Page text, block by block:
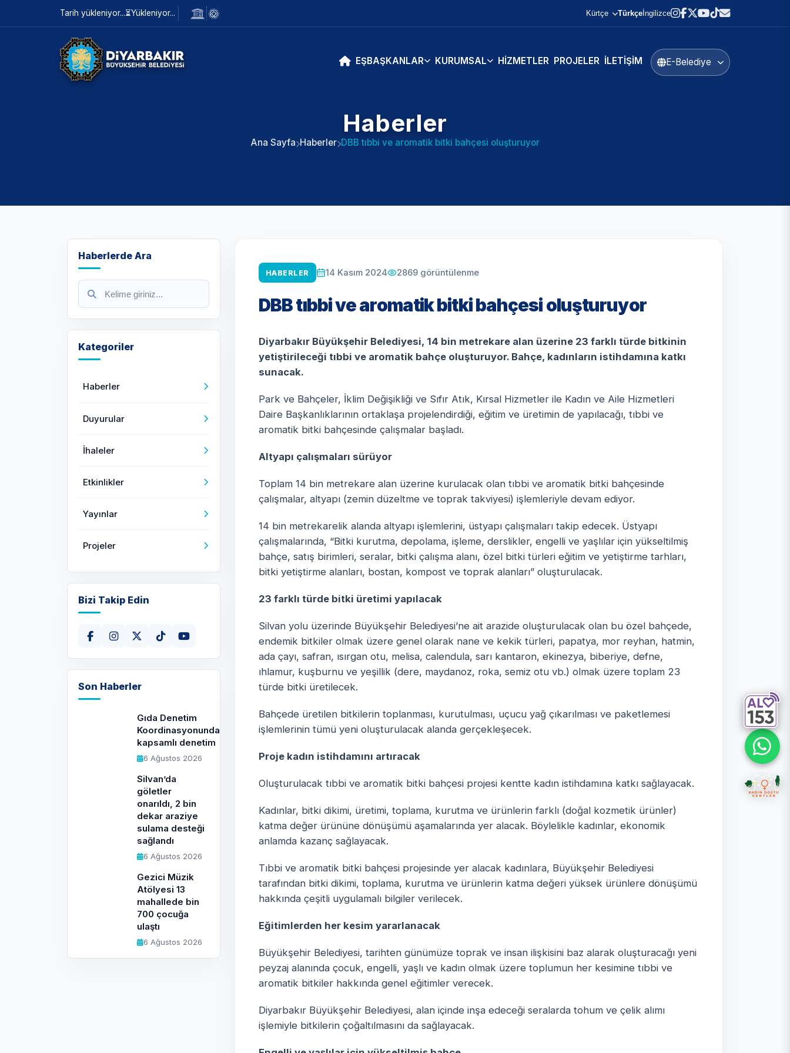
Tarih yükleniyor...⏳Yükleniyor... Kürtçe Türkçe İngilizce
EŞBAŞKANLAR KURUMSAL HIZMETLER PROJELER İLETIŞIM E-Belediye
Haberler
Ana Sayfa Haberler DBB tıbbi ve aromatik bitki bahçesi oluşturuyor
Haberlerde Ara
Kategoriler
Haberler
Duyurular
İhaleler
Etkinlikler
Yayınlar
Projeler
Bizi Takip Edin
Son Haberler
Gıda Denetim
Koordinasyonundan
kapsamlı denetim
6 Ağustos 2026
Silvan’da
göletler
onarıldı, 2 bin
dekar araziye
sulama desteği
sağlandı
6 Ağustos 2026
Gezici Müzik
Atölyesi 13
mahallede bin
700 çocuğa
ulaştı
6 Ağustos 2026
HABERLER 14 Kasım 2024 2869 görüntülenme
DBB tıbbi ve aromatik bitki bahçesi oluşturuyor
Diyarbakır Büyükşehir Belediyesi, 14 bin metrekare alan üzerine 23 farklı türde bitkinin
yetiştirileceği tıbbi ve aromatik bahçe oluşturuyor. Bahçe, kadınların istihdamına katkı
sunacak.
Park ve Bahçeler, İklim Değişikliği ve Sıfır Atık, Kırsal Hizmetler ile Kadın ve Aile Hizmetleri
Daire Başkanlıklarının ortaklaşa projelendirdiği, eğitim ve üretimin de yapılacağı, tıbbi ve
aromatik bitki bahçesinde çalışmalar başladı.
Altyapı çalışmaları sürüyor
Toplam 14 bin metrekare alan üzerine kurulacak olan tıbbi ve aromatik bitki bahçesinde
çalışmalar, altyapı (zemin düzeltme ve toprak takviyesi) işlemleriyle devam ediyor.
14 bin metrekarelik alanda altyapı işlemlerini, üstyapı çalışmaları takip edecek. Üstyapı
çalışmalarında, “Bitki kurutma, depolama, işleme, derslikler, engelli ve yaşlılar için yükseltilmiş
bahçe, satış birimleri, seralar, bitki çalışma alanı, özel bitki türleri eğitim ve yetiştirme tarhları,
bitki yetiştirme alanları, bostan, kompost ve toprak alanları” oluşturulacak.
23 farklı türde bitki üretimi yapılacak
Silvan yolu üzerinde Büyükşehir Belediyesi’ne ait arazide oluşturulacak olan bu özel bahçede,
endemik bitkiler olmak üzere genel olarak nane ve kekik türleri, papatya, mor reyhan, hatmin,
ada çayı, safran, ısırgan otu, melisa, calendula, sarı kantaron, ekinezya, biberiye, defne,
ıhlamur, kuşburnu ve yeşillik (dere, maydanoz, roka, semiz otu vb.) olmak üzere toplam 23
türde bitki üretilecek.
Bahçede üretilen bitkilerin toplanması, kurutulması, uçucu yağ çıkarılması ve paketlemesi
işlemlerinin tümü yeni oluşturulacak alanda gerçekleşecek.
Proje kadın istihdamını artıracak
Oluşturulacak tıbbi ve aromatik bitki bahçesi projesi kentte kadın istihdamına katkı sağlayacak.
Kadınlar, bitki dikimi, üretimi, toplama, kurutma ve ürünlerin farklı (doğal kozmetik ürünler)
katma değer ürününe dönüşümü aşamalarında yer alacak. Böylelikle kadınlar, ekonomik
anlamda kazanç sağlayacak.
Tıbbi ve aromatik bitki bahçesi projesinde yer alacak kadınlara, Büyükşehir Belediyesi
tarafından bitki dikimi, toplama, kurutma ve ürünlerin katma değeri yüksek ürünlere dönüşümü
hakkında çeşitli uygulamalı bilgiler verilecek.
Eğitimlerden her kesim yararlanacak
Büyükşehir Belediyesi, tarihten günümüze toprak ve insan ilişkisini baz alarak oluşturacağı yeni
peyzaj alanında çocuk, engelli, yaşlı ve kadın olmak üzere toplumun her kesimine tıbbi ve
aromatik bitkiler hakkında genel eğitimler verecek.
Diyarbakır Büyükşehir Belediyesi, alan içinde inşa edeceği seralarda tohum ve çelik alımı
işlemiyle bitkilerin çoğaltılmasını da sağlayacak.